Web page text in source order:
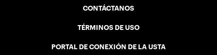
CONTÁCTANOS
TÉRMINOS DE USO
PORTAL DE CONEXIÓN DE LA USTA